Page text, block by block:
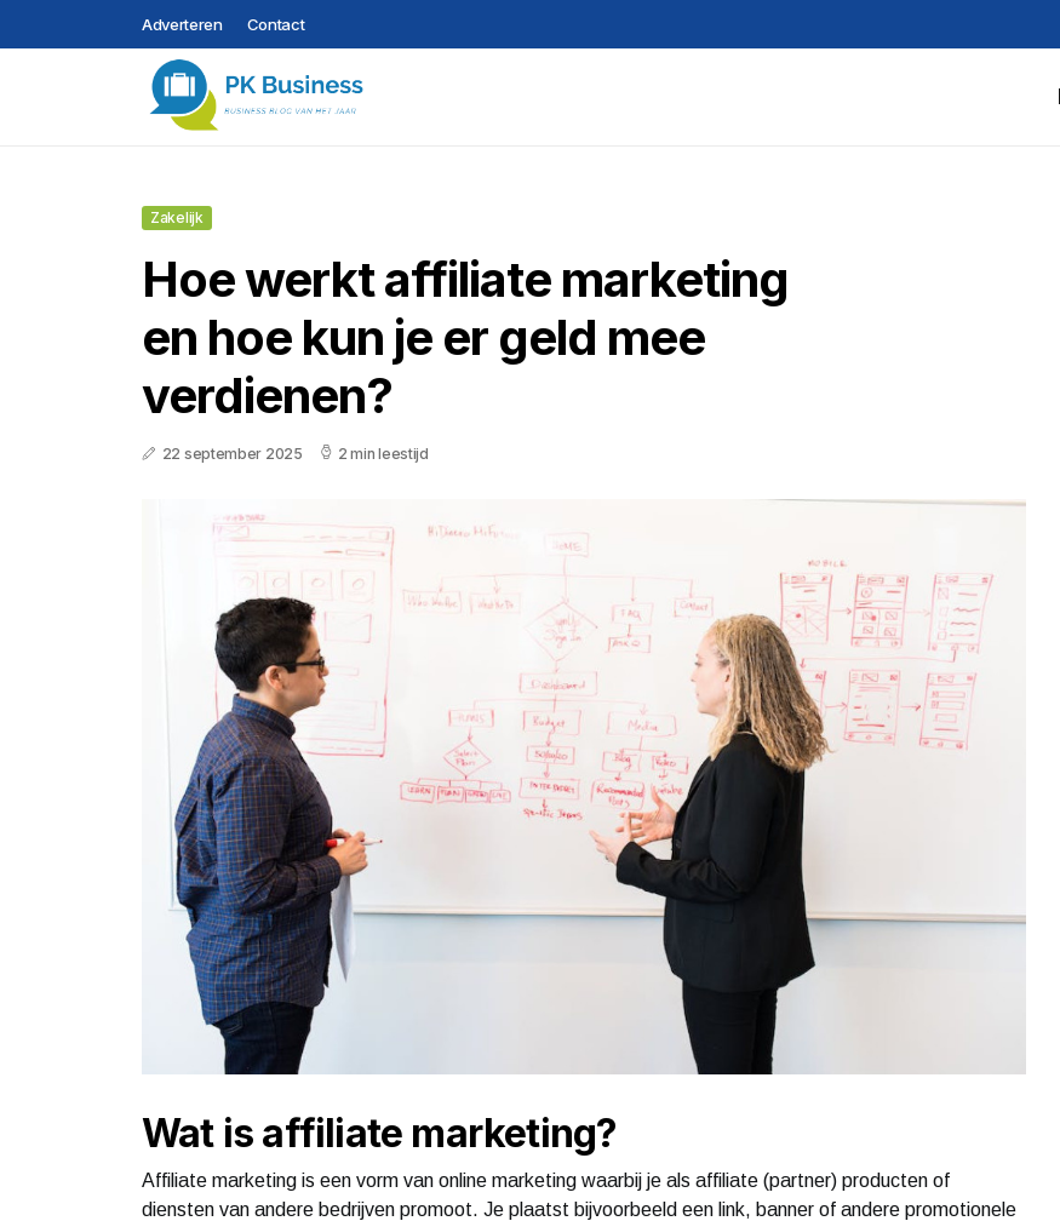
Adverteren Contact
Zakelijk
Hoe werkt affiliate marketing
en hoe kun je er geld mee
verdienen?
22 september 2025 2 min leestijd
Wat is affiliate marketing?
Affiliate marketing is een vorm van online marketing waarbij je als affiliate (partner) producten of
diensten van andere bedrijven promoot. Je plaatst bijvoorbeeld een link, banner of andere promotionele